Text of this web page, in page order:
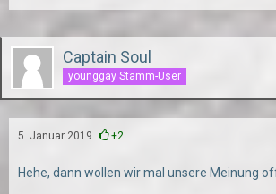
und es wert darüber zu reden)
Aber mich interessiert auch eure Meinung.
Gender "männlich" und "weiblich"?
Meine Meinung dazu: ja. Es ist verständlich,
Meinung vertrete. Zum einen weil ich
kann. Und zum anderen bin ich pansexuell.
wenn andere ein anderes Gender haben und
Captain Soul
younggay Stamm-User
5. Januar 2019 +2
Hehe, dann wollen wir mal unsere Meinung